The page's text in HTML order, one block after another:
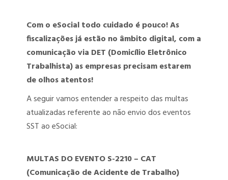
PRECISACom o eSocial todo cuidado é pouco! As
fiscalizações já estão no âmbito digital, com a
comunicação via DET (Domicílio Eletrônico
Trabalhista) as empresas precisam estarem
de olhos atentos!
A seguir vamos entender a respeito das multas
atualizadas referente ao não envio dos eventos
SST ao eSocial:
MULTAS DO EVENTO S-2210 – CAT
(Comunicação de Acidente de Trabalho)